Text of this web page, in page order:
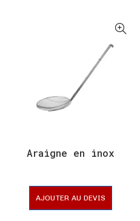
Araigne en inox
AJOUTER AU DEVIS